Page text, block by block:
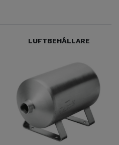
LUFTBEHÅLLARE